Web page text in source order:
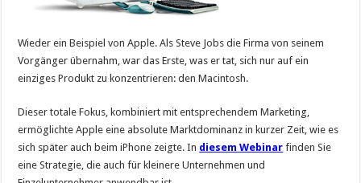
Wieder ein Beispiel von Apple. Als Steve Jobs die Firma von seinem
Vorgänger übernahm, war das Erste, was er tat, sich nur auf ein
einziges Produkt zu konzentrieren: den Macintosh.
Dieser totale Fokus, kombiniert mit entsprechendem Marketing,
ermöglichte Apple eine absolute Marktdominanz in kurzer Zeit, wie es
sich später auch beim iPhone zeigte. In diesem Webinar finden Sie
eine Strategie, die auch für kleinere Unternehmen und